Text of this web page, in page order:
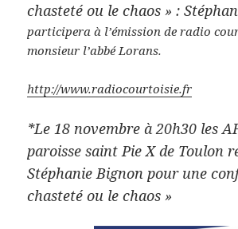
chasteté ou le chaos » :
participera à l’émission de radio
monsieur l’abbé Lorans.
http://www.radiocourtoisie.fr
*Le 18 novembre à 20h30 les
paroisse saint Pie X de Toulon
Stéphanie Bignon pour une
chasteté ou le chaos »